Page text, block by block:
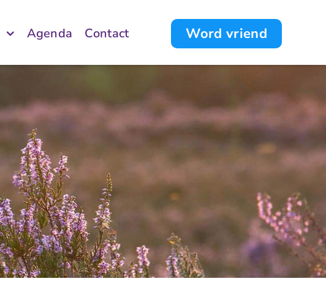
Agenda Contact Word vriend